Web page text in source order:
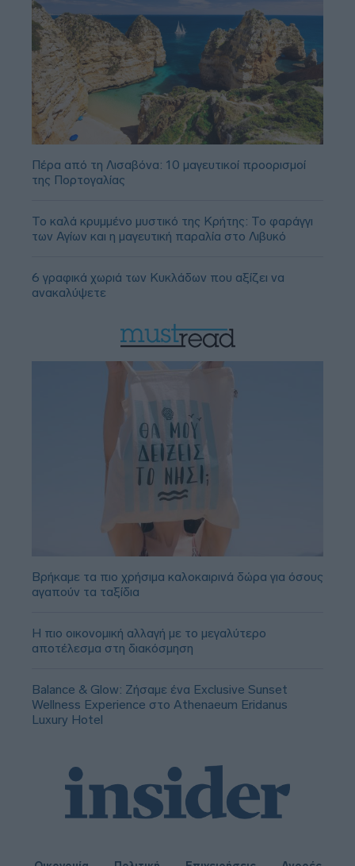
Πέρα από τη Λισαβόνα: 10 μαγευτικοί προορισμοί
της Πορτογαλίας
Το καλά κρυμμένο μυστικό της Κρήτης: Το φαράγγι
των Αγίων και η μαγευτική παραλία στο Λιβυκό
6 γραφικά χωριά των Κυκλάδων που αξίζει να
ανακαλύψετε
Βρήκαμε τα πιο χρήσιμα καλοκαιρινά δώρα για όσους
αγαπούν τα ταξίδια
Η πιο οικονομική αλλαγή με το μεγαλύτερο
αποτέλεσμα στη διακόσμηση
Balance & Glow: Ζήσαμε ένα Exclusive Sunset
Wellness Experience στο Athenaeum Eridanus
Luxury Hotel